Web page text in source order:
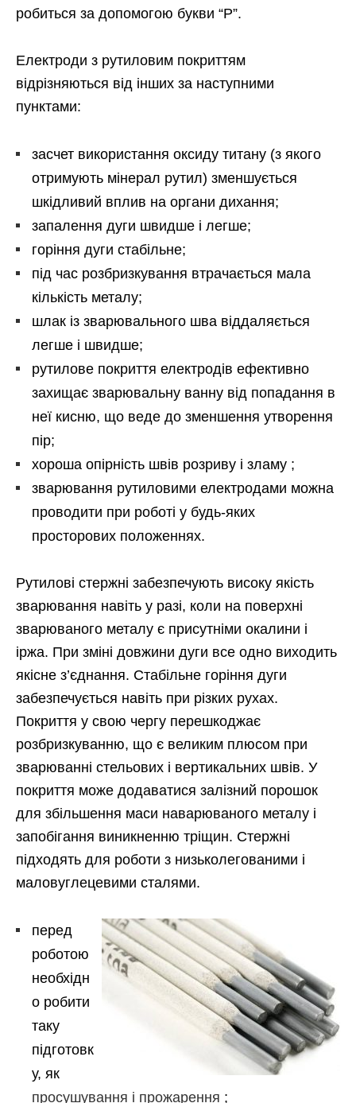
робиться за допомогою букви “Р”.
Електроди з рутиловим покриттям
відрізняються від інших за наступними
пунктами:
засчет використання оксиду титану (з якого
отримують мінерал рутил) зменшується
шкідливий вплив на органи дихання;
запалення дуги швидше і легше;
горіння дуги стабільне;
під час розбризкування втрачається мала
кількість металу;
шлак із зварювального шва віддаляється
легше і швидше;
рутилове покриття електродів ефективно
захищає зварювальну ванну від попадання в
неї кисню, що веде до зменшення утворення
пір;
хороша опірність швів розриву і зламу ;
зварювання рутиловими електродами можна
проводити при роботі у будь-яких
просторових положеннях.
Рутилові стержні забезпечують високу якість
зварювання навіть у разі, коли на поверхні
зварюваного металу є присутніми окалини і
іржа. При зміні довжини дуги все одно виходить
якісне з’єднання. Стабільне горіння дуги
забезпечується навіть при різких рухах.
Покриття у свою чергу перешкоджає
розбризкуванню, що є великим плюсом при
зварюванні стельових і вертикальних швів. У
покриття може додаватися залізний порошок
для збільшення маси наварюваного металу і
запобігання виникненню тріщин. Стержні
підходять для роботи з низьколегованими і
маловуглецевими сталями.
перед
роботою
необхідн
о робити
таку
підготовк
у, як
просушування і прожарення ;